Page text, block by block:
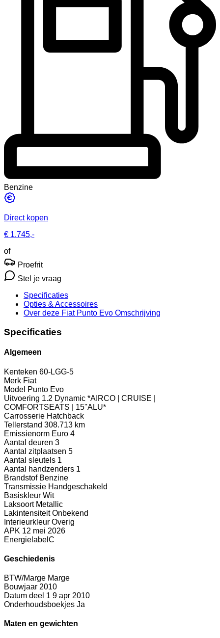
Benzine
Direct kopen
€ 1.745,-
of
Proefrit
Stel je vraag
Specificaties
Opties & Accessoires
Over deze Fiat Punto Evo Omschrijving
Specificaties
Algemeen
Kenteken 60-LGG-5
Merk Fiat
Model Punto Evo
Uitvoering 1.2 Dynamic *AIRCO | CRUISE |
COMFORTSEATS | 15''ALU*
Carrosserie Hatchback
Tellerstand 308.713 km
Emissienorm Euro 4
Aantal deuren 3
Aantal zitplaatsen 5
Aantal sleutels 1
Aantal handzenders 1
Brandstof Benzine
Transmissie Handgeschakeld
Basiskleur Wit
Laksoort Metallic
Lakintensiteit Onbekend
Interieurkleur Overig
APK 12 mei 2026
Energielabel C
Geschiedenis
BTW/Marge Marge
Bouwjaar 2010
Datum deel 1 9 apr 2010
Onderhoudsboekjes Ja
Maten en gewichten